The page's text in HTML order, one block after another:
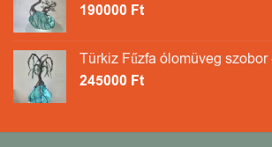
190000 Ft
Türkiz Fűzfa ólomüveg szobor
245000 Ft